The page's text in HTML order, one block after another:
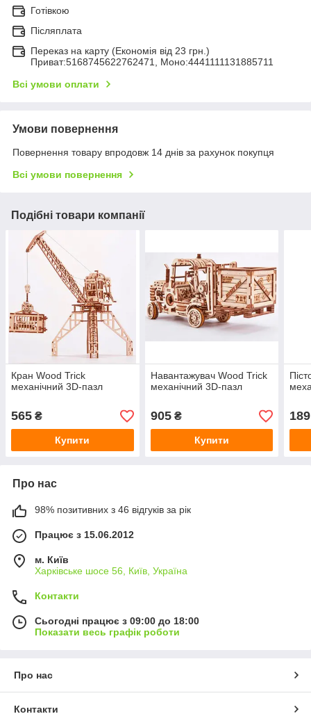
Готівкою
Післяплата
Переказ на карту (Економія від 23 грн.)
Приват:5168745622762471, Моно:4441111131885711
Всі умови оплати
Умови повернення
Повернення товару впродовж 14 днів за рахунок покупця
Всі умови повернення
Подібні товари компанії
Кран Wood Trick
механічний 3D-пазл
565 ₴
Купити
Навантажувач Wood Trick
механічний 3D-пазл
905₴
Купити
189
Про нас
98% позитивних з 46 відгуків за рік
Працює з 15.06.2012
м. Київ
Харківське шосе 56, Київ, Україна
Контакти
Сьогодні працює з 09:00 до 18:00
Показати весь графік роботи
Про нас
Контакти